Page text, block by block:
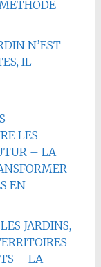
N’EST
IL
LES
– LA
EN
JARDINS,
– LA